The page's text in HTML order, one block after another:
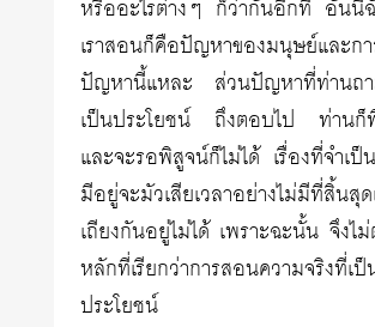
หรืออะไรต่างๆ ก็ว่ากันอีกที อันนี้
เราสอนก็คือปัญหาของมนุษย์และก
ปัญหานี้แหละ ส่วนปัญหาที่ท่านถา
เป็นประโยชน์ ถึงตอบไป ท่านก็
และจะรอพิสูจน์ก็ไม่ได้ เรื่องที่จำเป็
มีอยู่จะมัวเสียเวลาอย่างไม่มีที่สิ้นสุ
เถียงกันอยู่ไม่ได้ เพราะฉะนั้น จึง
หลักที่เรียกว่าการสอนความจริงที่เ
ประโยชน์